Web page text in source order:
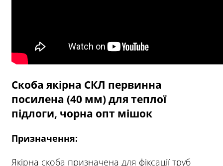
Скоба якірна СКЛ первинна
посилена (40 мм) для теплої
підлоги, чорна опт мішок
Призначення:
Якірна скоба призначена для фіксації труб